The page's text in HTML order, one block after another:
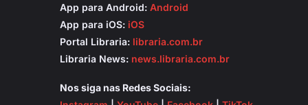
App para Android: Android
App para iOS: iOS
Portal Libraria: libraria.com.br
Libraria News: news.libraria.com.br
Nos siga nas Redes Sociais: